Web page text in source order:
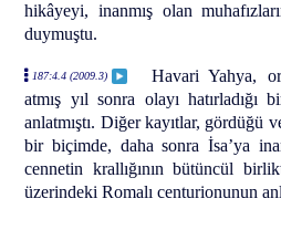
hikâyeyi, inanmış olan
duymuştu.
187:4.4 (2009.3)
Havari Yahya,
atmış yıl sonra olayı hatırladığı
anlatmıştı. Diğer kayıtlar, gördüğü
bir biçimde, daha sonra İsa’ya
cennetin krallığının bütüncül
üzerindeki Romalı centurionunun